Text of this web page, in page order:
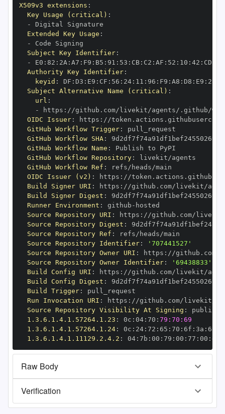
X509v3 extensions :
Key Usage (critical) :
-
Extended Key Usage :
-
Subject Key Identifier:
-
E0 : 82 : 2A : A7 : F9 : B5 : 91 : 53 : CB: C2 : AF : 52 : 10 : 42 : CD
Authority Key Identifier:
keyid : DF : D3 : E9 : CF : 56 : 24: 11 : 96 : F9 : A8 : D8 : E9 : 28
Subject Alternative Name (critical) :
url :
-
https :
OIDC Issuer: https :
GitHub Workflow Trigger:
GitHub Workflow SHA:
GitHub Workflow Name :
GitHub Workflow Repository:
GitHub Workflow Ref :
OIDC Issuer (v2) : https :
Build Signer URI : https :
Build Signer Digest :
Runner Environment : github -
Source Repository URI : https :
Source Repository Digest :
Source Repository Ref :
Source Repository Identifier:
'707441527'
Source Repository Owner URI : https :
Source Repository Owner Identifier:
'69438833'
Build Config URI : https :
Build Config Digest :
Build Trigger:
Run Invocation URI : https :
Source Repository Visibility At Signing :
1.3.6.1.4.1.57264.1.23 : 0c : 04: 70 : 79:70:69
1.3.6.1.4.1.57264.1.24: 0c : 24: 72 : 65 : 70 : 6f : 3a : 6c
1.3.6.1.4.1.11129.2.4.2 : 04: 7b : 00 : 79 : 00 : 77 : 00 : dd
Raw Body
Verification